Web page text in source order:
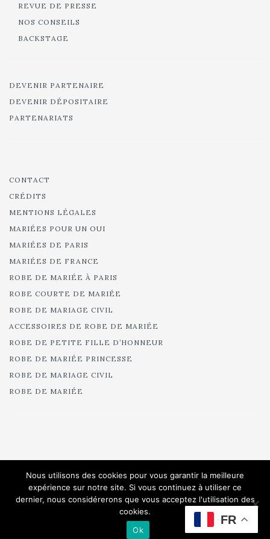
BACKSTAGE
PARTENARIATS
MENTIONS LÉGALES
MARIÉES POUR UN OUI
MARIÉES DE PARIS
MARIÉES DE FRANCE
ROBE DE MARIÉE À PARIS
ROBE COURTE DE MARIÉE
ROBE DE MARIAGE CIVIL
ACCESSOIRES DE ROBE DE MARIÉE
ROBE DE PETITE FILLE D’HONNEUR
ROBE DE MARIÉE PRINCESSE
ROBE DE MARIAGE CIVIL
ROBE DE MARIÉE
All rights reserved.
FR
Nous utilisons des cookies pour vous garantir la meilleure
expérience sur notre site. Si vous continuez à utiliser ce
dernier, nous considérerons que vous acceptez l'utilisation des
cookies.
Ok